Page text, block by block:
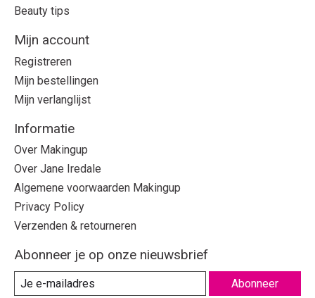
Beauty tips
Mijn account
Registreren
Mijn bestellingen
Mijn verlanglijst
Informatie
Over Makingup
Over Jane Iredale
Algemene voorwaarden Makingup
Privacy Policy
Verzenden & retourneren
Abonneer je op onze nieuwsbrief
Abonneer